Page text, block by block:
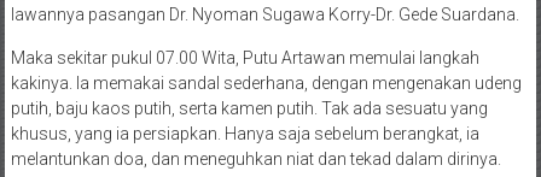
lawannya pasangan Dr. Nyoman Sugawa Korry-Dr. Gede Suardana.
Maka sekitar pukul 07.00 Wita, Putu Artawan memulai langkah
kakinya. Ia memakai sandal sederhana, dengan mengenakan udeng
putih, baju kaos putih, serta kamen putih. Tak ada sesuatu yang
khusus, yang ia persiapkan. Hanya saja sebelum berangkat, ia
melantunkan doa, dan meneguhkan niat dan tekad dalam dirinya.